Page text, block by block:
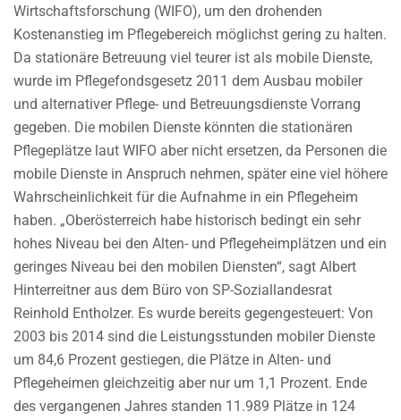
Wirtschaftsforschung (WIFO), um den drohenden
Kostenanstieg im Pflegebereich möglichst gering zu halten.
Da stationäre Betreuung viel teurer ist als mobile Dienste,
wurde im Pflegefondsgesetz 2011 dem Ausbau mobiler
und alternativer Pflege- und Betreuungsdienste Vorrang
gegeben. Die mobilen Dienste könnten die stationären
Pflegeplätze laut WIFO aber nicht ersetzen, da Personen die
mobile Dienste in Anspruch nehmen, später eine viel höhere
Wahrscheinlichkeit für die Aufnahme in ein Pflegeheim
haben. „Oberösterreich habe historisch bedingt ein sehr
hohes Niveau bei den Alten- und Pflegeheimplätzen und ein
geringes Niveau bei den mobilen Diensten“, sagt Albert
Hinterreitner aus dem Büro von SP-Soziallandesrat
Reinhold Entholzer. Es wurde bereits gegengesteuert: Von
2003 bis 2014 sind die Leistungsstunden mobiler Dienste
um 84,6 Prozent gestiegen, die Plätze in Alten- und
Pflegeheimen gleichzeitig aber nur um 1,1 Prozent. Ende
des vergangenen Jahres standen 11.989 Plätze in 124